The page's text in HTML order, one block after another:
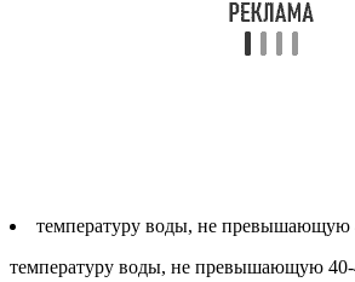
температуру воды, не превышающую
температуру воды, не превышающую 40-